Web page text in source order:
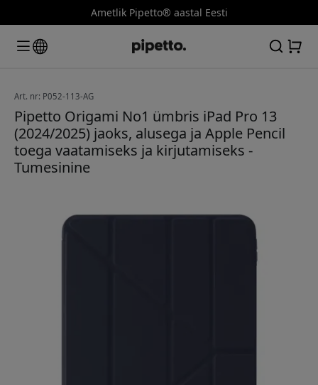
Ametlik Pipetto® aastal Eesti
Art. nr: P052-113-AG
Pipetto Origami No1 ümbris iPad Pro 13
(2024/2025) jaoks, alusega ja Apple Pencil
toega vaatamiseks ja kirjutamiseks -
Tumesinine